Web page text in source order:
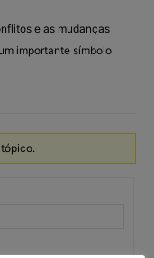
e as mudanças
importante símbolo